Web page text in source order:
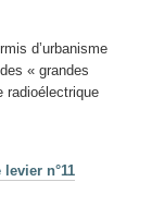
d’urbanisme
« grandes
radioélectrique
n°11